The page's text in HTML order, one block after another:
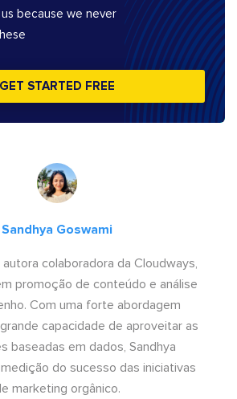
because we never
GET STARTED FREE
Sandhya Goswami
autora colaboradora da Cloudways,
promoção de conteúdo e análise
Com uma forte abordagem
capacidade de aproveitar as
baseadas em dados, Sandhya
do sucesso das iniciativas
marketing orgânico.